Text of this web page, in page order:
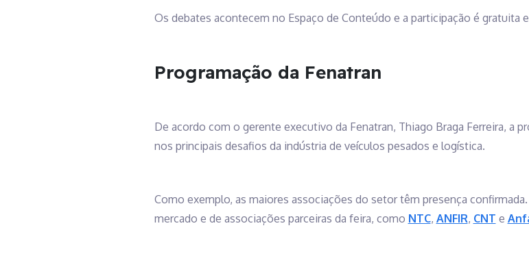
Os debates acontecem no Espaço de Conteúdo e a participação é gratuita
Programação da Fenatran
De acordo com o gerente executivo da Fenatran, Thiago Braga Ferreira, a
nos principais desafios da indústria de veículos pesados e logística.
Como exemplo, as maiores associações do setor têm presença
mercado e de associações parceiras da feira, como NTC, ANFIR, CNT e